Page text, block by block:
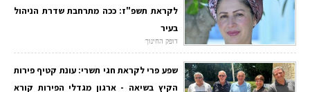
לקראת תשפ"ז: ככה מתרחבת שדרת הניהול
בעיר
דופק החינוך
שפע פרי לקראת חגי תשרי: עונת קטיף פירות
הקיץ בשיאה - ארגון מגדלי הפירות קורא